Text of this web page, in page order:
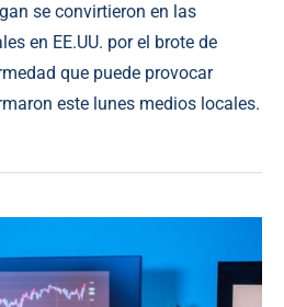
se convirtieron en las
en EE.UU. por el brote de
que puede provocar
este lunes medios locales.